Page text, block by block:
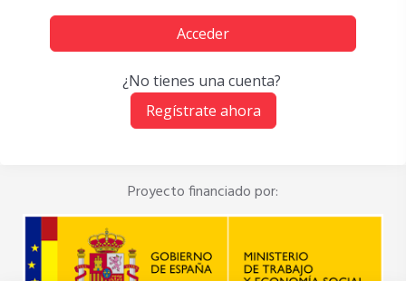
Acceder
¿No tienes una cuenta?
Regístrate ahora
Proyecto financiado por: